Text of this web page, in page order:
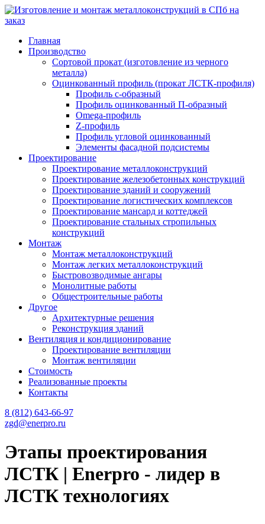
Главная
Производство
Сортовой прокат (изготовление из черного
металла)
Оцинкованный профиль (прокат ЛСТК-профиля)
Профиль с-образный
Профиль оцинкованный П-образный
Omega-профиль
Z-профиль
Профиль угловой оцинкованный
Элементы фасадной подсистемы
Проектирование
Проектирование металлоконструкций
Проектирование железобетонных конструкций
Проектирование зданий и сооружений
Проектирование логистических комплексов
Проектирование мансард и коттеджей
Проектирование стальных стропильных
конструкций
Монтаж
Монтаж металлоконструкций
Монтаж легких металлоконструкций
Быстровозводимые ангары
Монолитные работы
Общестроительные работы
Другое
Архитектурные решения
Реконструкция зданий
Вентиляция и кондиционирование
Проектирование вентиляции
Монтаж вентиляции
Cтоимость
Реализованные проекты
Контакты
8 (812) 643-66-97
zgd@enerpro.ru
Этапы проектирования
ЛСТК | Enerpro - лидер в
ЛСТК технологиях